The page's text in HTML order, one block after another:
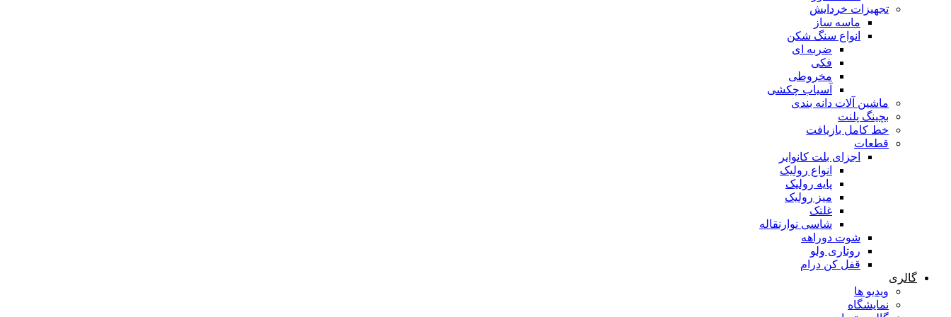
تجهیزات خردایش
ماسه ساز
انواع سنگ شکن
ضربه ای
فکی
مخروطی
آسیاب چکشی
ماشین آلات دانه بندی
بچینگ پلنت
خط کامل بازیافت
قطعات
اجزای بلت کانوایر
انواع رولیک
پایه رولیک
میز رولیک
غلتک
شاسی نوارنقاله
شوت دوراهه
روتاری ولو
قفل کن درام
گالری
ویدیو ها
نمایشگاه